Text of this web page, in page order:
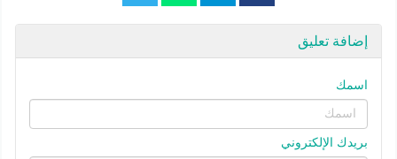
إضافة تعليق
اسمك
بريدك الإلكتروني